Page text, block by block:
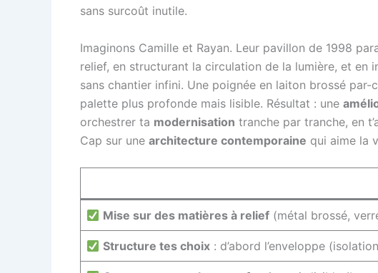
sans surcoût inutile.
Imaginons Camille et Rayan. Leur pavillon de 1998
relief, en structurant la circulation de la lumière, et en
sans chantier infini. Une poignée en laiton brossé par-
palette plus profonde mais lisible. Résultat : une
orchestrer ta modernisation tranche par tranche, en
Cap sur une architecture contemporaine qui aime la
Mise sur des matières à relief (métal brossé,
Structure tes choix : d’abord l’enveloppe